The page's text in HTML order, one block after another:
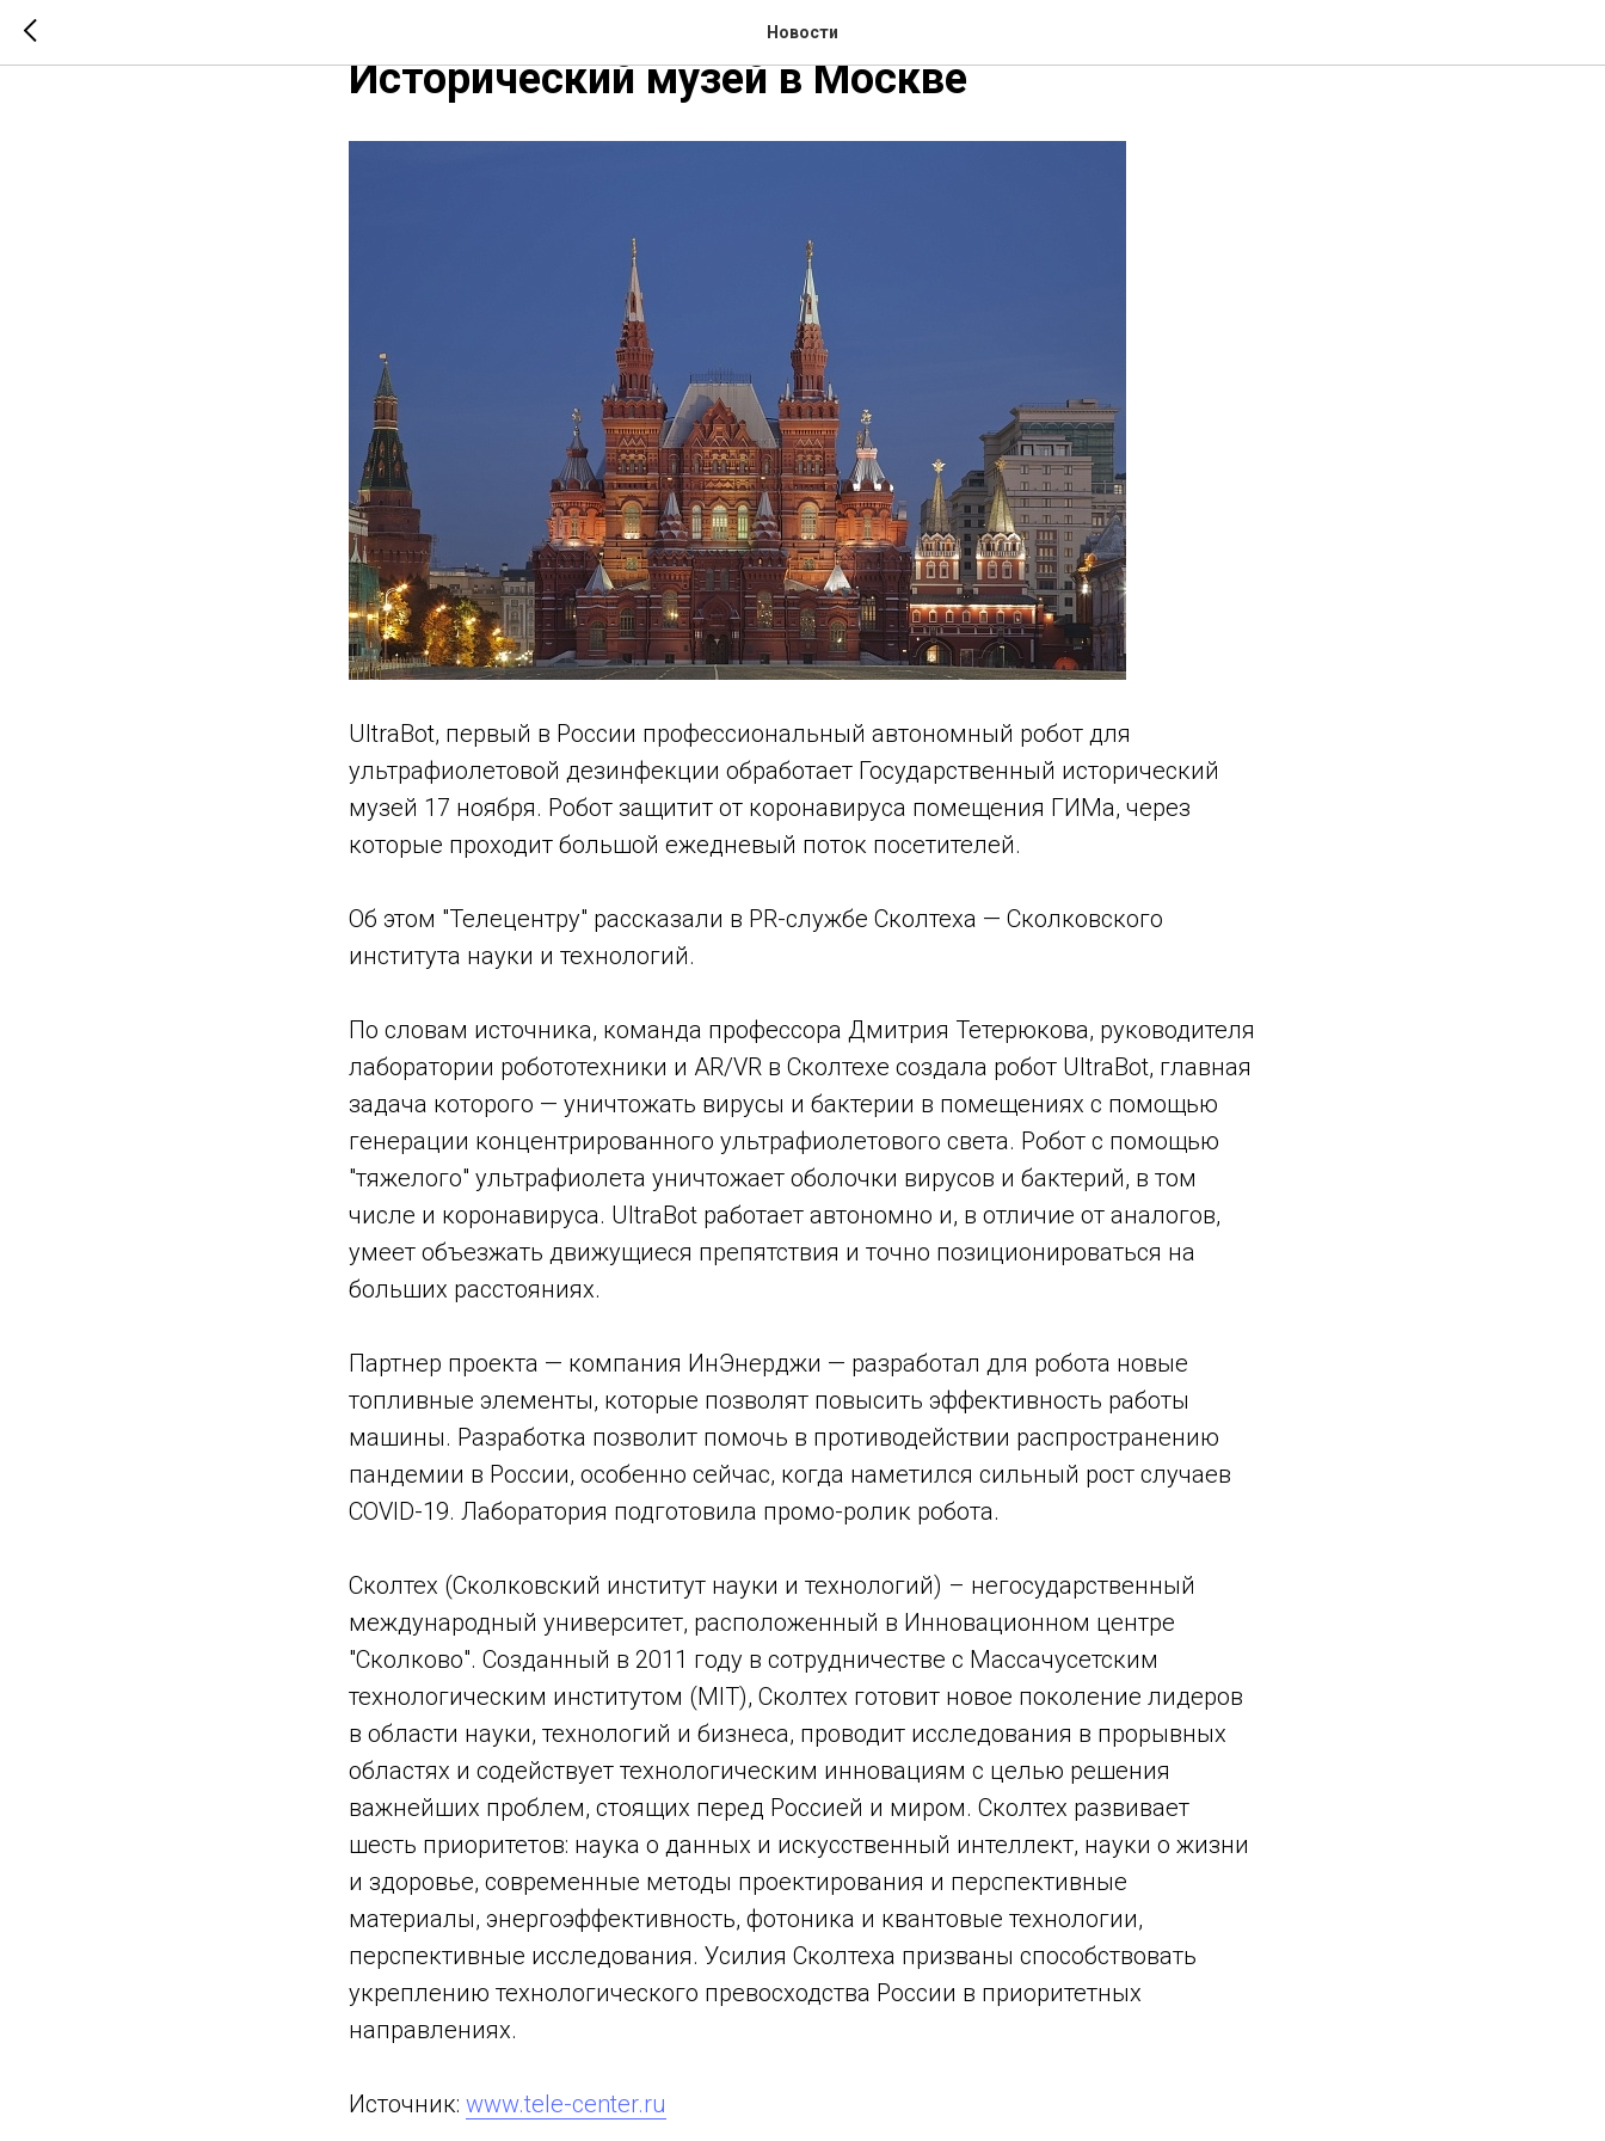
Новости
Робот обработает от коронавируса
Исторический музей в Москве
UltraBot, первый в России профессиональный автономный робот для
ультрафиолетовой дезинфекции обработает Государственный исторический
музей 17 ноября. Робот защитит от коронавируса помещения ГИМа, через
которые проходит большой ежедневый поток посетителей.
Об этом "Телецентру" рассказали в PR-службе Сколтеха — Сколковского
института науки и технологий.
По словам источника, команда профессора Дмитрия Тетерюкова, руководителя
лаборатории робототехники и AR/VR в Сколтехе создала робот UltraBot, главная
задача которого — уничтожать вирусы и бактерии в помещениях с помощью
генерации концентрированного ультрафиолетового света. Робот с помощью
"тяжелого" ультрафиолета уничтожает оболочки вирусов и бактерий, в том
числе и коронавируса. UltraBot работает автономно и, в отличие от аналогов,
умеет объезжать движущиеся препятствия и точно позиционироваться на
больших расстояниях.
Партнер проекта — компания ИнЭнерджи — разработал для робота новые
топливные элементы, которые позволят повысить эффективность работы
машины. Разработка позволит помочь в противодействии распространению
пандемии в России, особенно сейчас, когда наметился сильный рост случаев
COVID-19. Лаборатория подготовила промо-ролик робота.
Сколтех (Сколковский институт науки и технологий) – негосударственный
международный университет, расположенный в Инновационном центре
"Сколково". Созданный в 2011 году в сотрудничестве с Массачусетским
технологическим институтом (MIT), Сколтех готовит новое поколение лидеров
в области науки, технологий и бизнеса, проводит исследования в прорывных
областях и содействует технологическим инновациям с целью решения
важнейших проблем, стоящих перед Россией и миром. Сколтех развивает
шесть приоритетов: наука о данных и искусственный интеллект, науки о жизни
и здоровье, современные методы проектирования и перспективные
материалы, энергоэффективность, фотоника и квантовые технологии,
перспективные исследования. Усилия Сколтеха призваны способствовать
укреплению технологического превосходства России в приоритетных
направлениях.
Источник: www.tele-center.ru